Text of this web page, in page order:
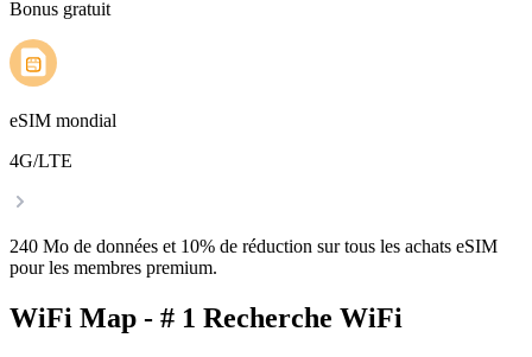
Bonus gratuit
eSIM mondial
4G/LTE
240 Mo de données et 10% de réduction sur tous les achats eSIM
pour les membres premium.
WiFi Map - # 1 Recherche WiFi